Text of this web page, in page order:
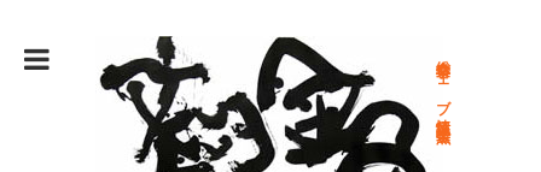
総合文学ウェブ情報誌 文学金魚